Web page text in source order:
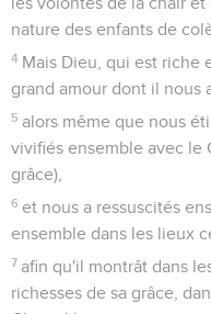
nature des enfants de
4 Mais Dieu, qui est riche
grand amour dont il nous
5 alors même que nous
vivifiés ensemble avec le
grâce),
6 et nous a ressuscités
ensemble dans les lieux
7 afin qu'il montrât dans
richesses de sa grâce,